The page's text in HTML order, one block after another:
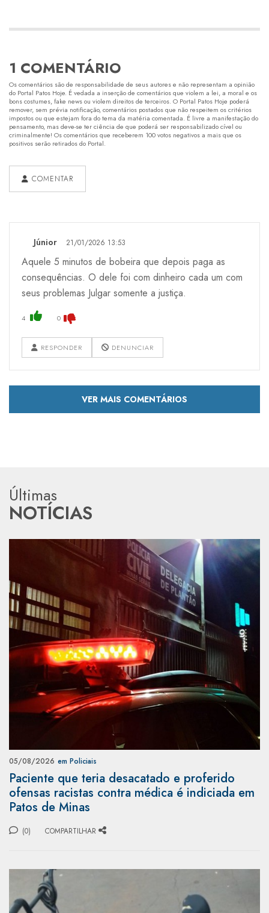
1 COMENTÁRIO
Os comentários são de responsabilidade de seus autores e não representam a opinião
do Portal Patos Hoje. É vedada a inserção de comentários que violem a lei, a moral e os
bons costumes, fake news ou violem direitos de terceiros. O Portal Patos Hoje poderá
remover, sem prévia notificação, comentários postados que não respeitem os critérios
impostos ou que estejam fora do tema da matéria comentada. É livre a manifestação do
pensamento, mas deve-se ter ciência de que poderá ser responsabilizado cível ou
criminalmente! Os comentários que receberem 100 votos negativos a mais que os
positivos serão retirados do Portal.
COMENTAR
Júnior 21/01/2026 13:53
Aquele 5 minutos de bobeira que depois paga as
consequências. O dele foi com dinheiro cada um com
seus problemas Julgar somente a justiça.
4 0
RESPONDER DENUNCIAR
VER MAIS COMENTÁRIOS
Últimas
NOTÍCIAS
05/08/2026 em Policiais
Paciente que teria desacatado e proferido
ofensas racistas contra médica é indiciada em
Patos de Minas
(0) COMPARTILHAR